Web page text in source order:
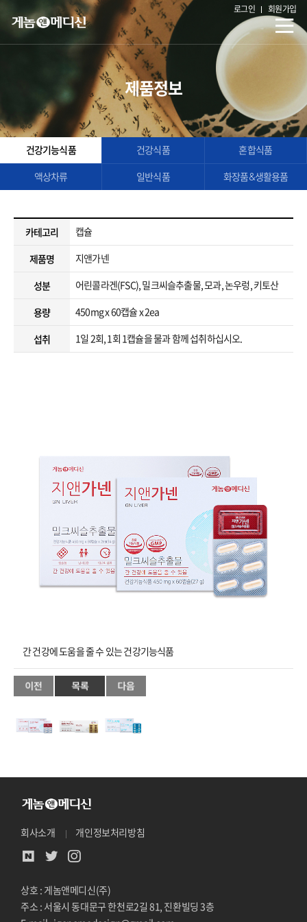
로그인 회원가입
제품정보
건강기능식품 건강식품 혼합식품
액상차류 일반식품 화장품&생활용품
카테고리
캡슐
제품명
지앤가넨
성분
어린콜라겐(FSC), 밀크씨슬추출물, 모과, 논우렁, 키토산
용량
450mg x 60캡슐 x 2ea
섭취
1일 2회, 1회 1캡슐을 물과 함께 섭취하십시오.
간 건강에 도움을 줄 수 있는 건강기능식품
회사소개 개인정보처리방침
상호 : 게놈앤메디신(주)
주소 : 서울시 동대문구 한천로2길 81, 진환빌딩 3층